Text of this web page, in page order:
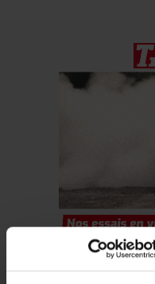
Véhicules similaires